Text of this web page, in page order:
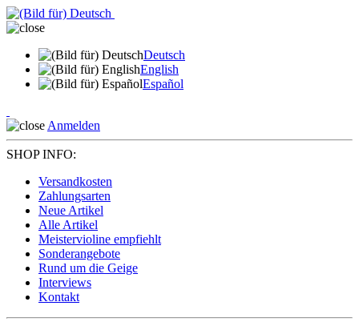
Deutsch
English
Español
Anmelden
SHOP INFO:
Versandkosten
Zahlungsarten
Neue Artikel
Alle Artikel
Meistervioline empfiehlt
Sonderangebote
Rund um die Geige
Interviews
Kontakt